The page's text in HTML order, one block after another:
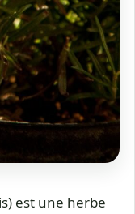
est une herbe